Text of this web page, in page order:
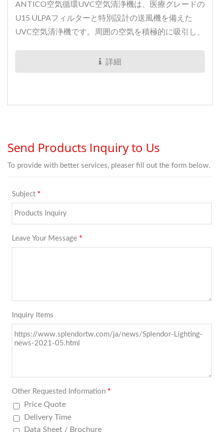
ANTICO空気循環UVC空気清浄機は、医療グレードの
U15 ULPAフィルターと特別設計の送風機を備えた
UVC空気清浄機です。周囲の空気を積極的に吸引し、
散を防ぎます。CEおよびCNS台湾の認証を取得して
おり、ANTICOの動作中は安全です。スマートアプリ
詳細